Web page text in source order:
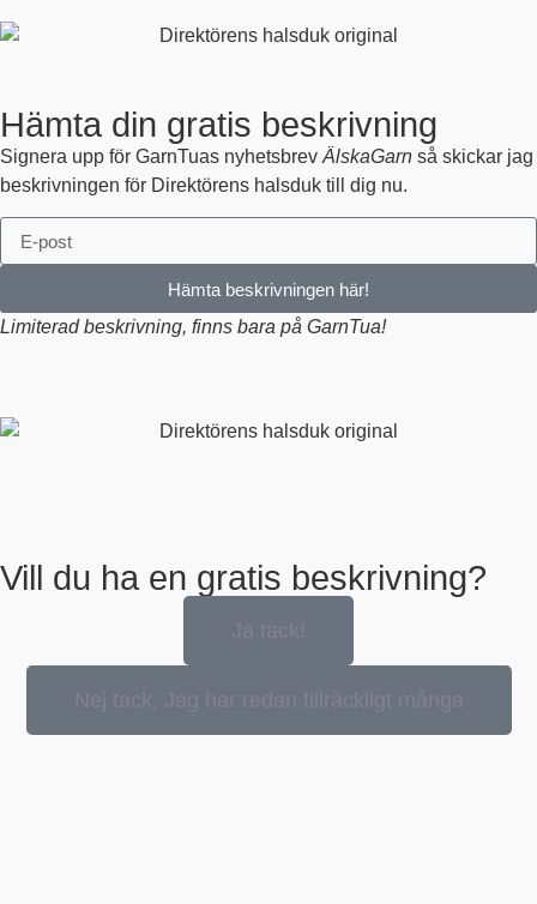
Hämta din gratis beskrivning
Signera upp för GarnTuas nyhetsbrev ÄlskaGarn så skickar jag
beskrivningen för Direktörens halsduk till dig nu.
Hämta beskrivningen här!
Limiterad beskrivning, finns bara på GarnTua!
Vill du ha en gratis beskrivning?
Ja tack!
Nej tack, Jag har redan tillräckligt många